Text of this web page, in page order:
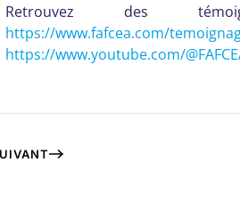
Retrouvez des
https://www.fafcea.com/
https://www.youtube.com/